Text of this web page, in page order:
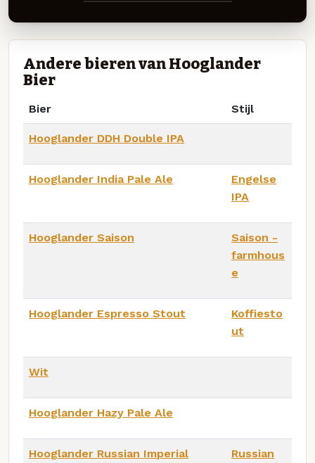
Andere bieren van Hooglander
Bier
Bier Stijl
Hooglander DDH Double IPA
Hooglander India Pale Ale
Engelse
IPA
Hooglander Saison
Saison -
farmhous
e
Hooglander Espresso Stout
Koffiesto
ut
Wit
Hooglander Hazy Pale Ale
Hooglander Russian Imperial
Russian